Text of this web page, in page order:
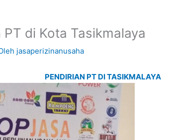
PT di Kota Tasikmalaya
jasaperizinanusaha
PENDIRIAN PT DI TASIKMALAYA